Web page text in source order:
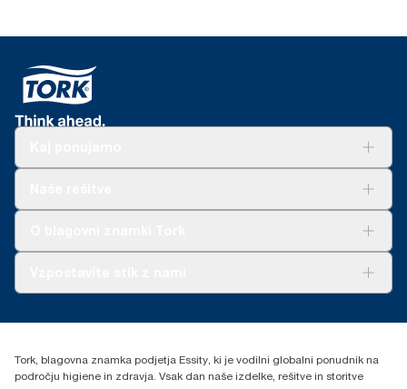
Essity Hungary Kft. Professional Hygiene
Budakeszi út 51.
Tork, blagovna znamka podjetja Essity, ki je vodilni globalni ponudnik na
področju higiene in zdravja. Vsak dan naše izdelke, rešitve in storitve